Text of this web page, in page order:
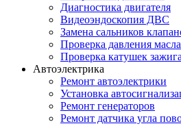
Диагностика двигателя
Видеоэндоскопия ДВС
Замена сальников
Проверка давления масла
Проверка катушек
Автоэлектрика
Ремонт автоэлектрики
Установка
Ремонт генераторов
Ремонт датчика угла